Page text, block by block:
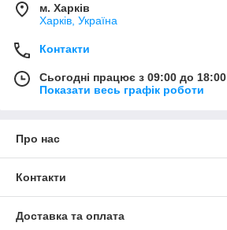
м. Харків
Харків, Україна
Контакти
Сьогодні працює з 09:00 до 18:00
Показати весь графік роботи
Про нас
Контакти
Доставка та оплата